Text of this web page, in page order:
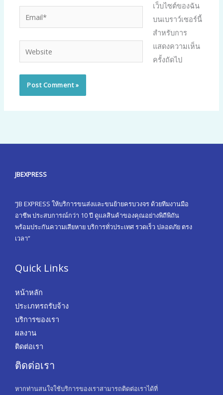
เว็บไซต์ของฉัน
บนเบราว์เซอร์นี้
สำหรับการ
แสดงความเห็น
ครั้งถัดไป
JBEXPRESS
“JB EXPRESS ให้บริการขนส่งและขนย้ายครบวงจร ด้วยทีมงานมือ
อาชีพ ประสบการณ์กว่า 10 ปี ดูแลสินค้าของคุณอย่างพิถีพิถัน
พร้อมประกันความเสียหาย บริการทั่วประเทศ รวดเร็ว ปลอดภัย ตรง
เวลา”
Quick Links
หน้าหลัก
ประเภทรถรับจ้าง
บริการของเรา
ผลงาน
ติดต่อเรา
ติดต่อเรา
หากท่านสนใจใช้บริการของเราสามารถติดต่อเราได้ที่